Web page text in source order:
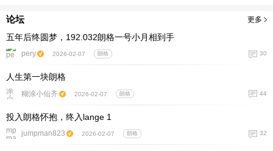
论坛 更多
五年后终圆梦，192.032朗格一号小月相到手
pery 2026-02-07 朗格 30
人生第一块朗格
糊涂小仙齐 2026-02-07 朗格 44
投入朗格怀抱，终入lange 1
jumpman823 2026-02-07 朗格 32